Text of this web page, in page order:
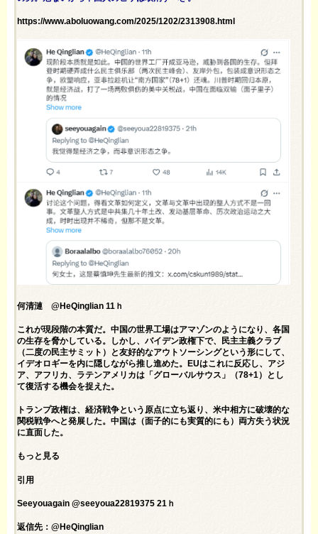
https://www.aboluowang.com/2025/1202/2313908.html
何清漣 @HeQinglian 11ｈ
これが現段階の本質だ。中国の世界工場はアマゾンのようになり、各国
の生存を脅かしている。しかし、バイデン政権下で、民主主義クラブ
（二度の民主サミット）と友好的なアウトソーシングという形にして、
イデオロギーを内に隠しながら推し進めた。EUはこれに反応し、アジ
ア、アフリカ、ラテンアメリカは「グローバルサウス」（78+1）とし
て復活する機会を捉えた。
トランプ政権は、経済戦争という原点に立ち返り、米中相方に破壊的な
関税戦争へと発展した。中国は（面子的にも実質的にも）両方失う状況
に直面した。
もっと見る
引用
Seeyouagain @seeyoua22819375 21ｈ
返信先：@HeQinglian